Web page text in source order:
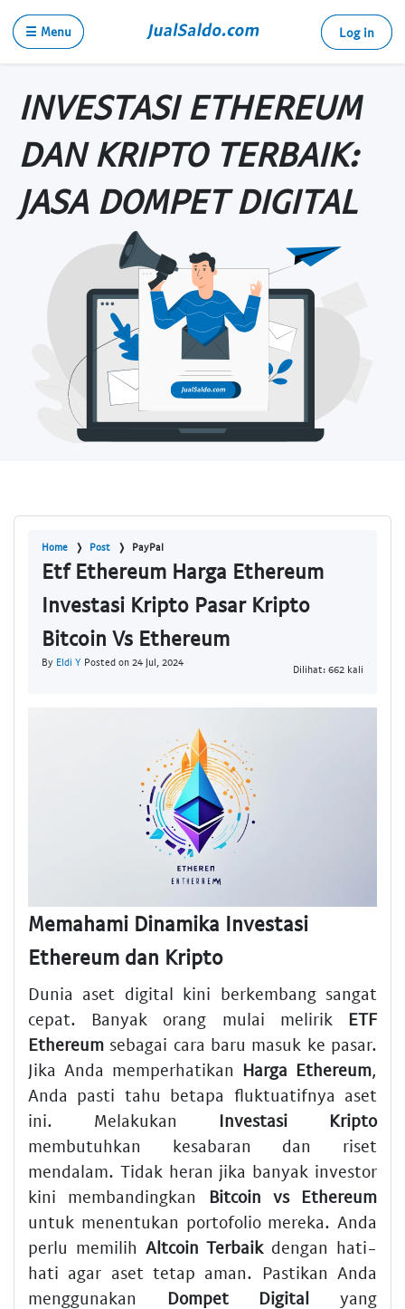
☰ Menu Log in
INVESTASI ETHEREUM
DAN KRIPTO TERBAIK:
JASA DOMPET DIGITAL
Home Post PayPal
Etf Ethereum Harga Ethereum
Investasi Kripto Pasar Kripto
Bitcoin Vs Ethereum
By Eldi Y Posted on 24 Jul, 2024
Dilihat: 662 kali
Memahami Dinamika Investasi
Ethereum dan Kripto
Dunia aset digital kini berkembang sangat
cepat. Banyak orang mulai melirik ETF
Ethereum sebagai cara baru masuk ke pasar.
Jika Anda memperhatikan Harga Ethereum,
Anda pasti tahu betapa fluktuatifnya aset
ini. Melakukan Investasi Kripto
membutuhkan kesabaran dan riset
mendalam. Tidak heran jika banyak investor
kini membandingkan
Bitcoin vs Ethereum
untuk menentukan portofolio mereka. Anda
perlu memilih Altcoin Terbaikdengan hati-
hati agar aset tetap aman. Pastikan Anda
menggunakan
Dompet Digital yang